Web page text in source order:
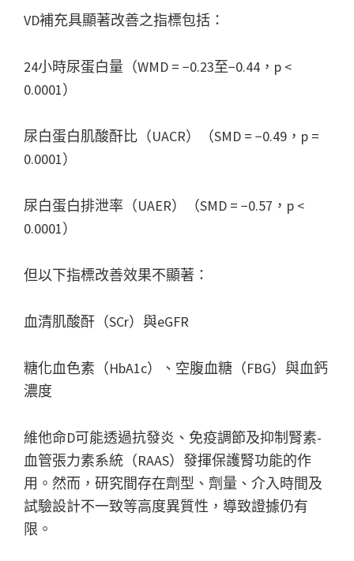
VD補充具顯著改善之指標包括：
24小時尿蛋白量（WMD = −0.23至−0.44，p <
0.0001）
尿白蛋白肌酸酐比（UACR）（SMD = −0.49，p =
0.0001）
尿白蛋白排泄率（UAER）（SMD = −0.57，p <
0.0001）
但以下指標改善效果不顯著：
血清肌酸酐（SCr）與eGFR
糖化血色素（HbA1c）、空腹血糖（FBG）與血鈣
濃度
維他命D可能透過抗發炎、免疫調節及抑制腎素-
血管張力素系統（RAAS）發揮保護腎功能的作
用。然而，研究間存在劑型、劑量、介入時間及
試驗設計不一致等高度異質性，導致證據仍有
限。